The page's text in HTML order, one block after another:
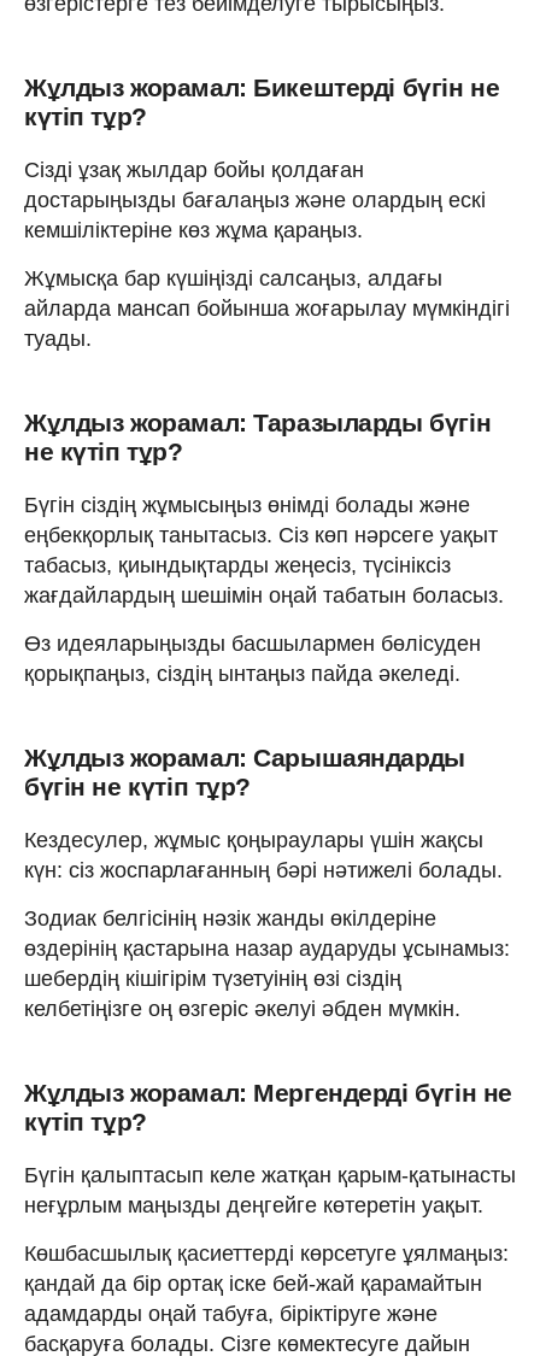
Жұлдыз жорамал: Бикештерді бүгін не
күтіп тұр?
Сізді ұзақ жылдар бойы қолдаған
достарыңызды бағалаңыз және олардың ескі
кемшіліктеріне көз жұма қараңыз.
Жұмысқа бар күшіңізді салсаңыз, алдағы
айларда мансап бойынша жоғарылау мүмкіндігі
туады.
Жұлдыз жорамал: Таразыларды бүгін
не күтіп тұр?
Бүгін сіздің жұмысыңыз өнімді болады және
еңбекқорлық танытасыз. Сіз көп нәрсеге уақыт
табасыз, қиындықтарды жеңесіз, түсініксіз
жағдайлардың шешімін оңай табатын боласыз.
Өз идеяларыңызды басшылармен бөлісуден
қорықпаңыз, сіздің ынтаңыз пайда әкеледі.
Жұлдыз жорамал: Сарышаяндарды
бүгін не күтіп тұр?
Кездесулер, жұмыс қоңыраулары үшін жақсы
күн: сіз жоспарлағанның бәрі нәтижелі болады.
Зодиак белгісінің нәзік жанды өкілдеріне
өздерінің қастарына назар аударуды ұсынамыз:
шебердің кішігірім түзетуінің өзі сіздің
келбетіңізге оң өзгеріс әкелуі әбден мүмкін.
Жұлдыз жорамал: Мергендерді бүгін не
күтіп тұр?
Бүгін қалыптасып келе жатқан қарым-қатынасты
неғұрлым маңызды деңгейге көтеретін уақыт.
Көшбасшылық қасиеттерді көрсетуге ұялмаңыз:
қандай да бір ортақ іске бей-жай қарамайтын
адамдарды оңай табуға, біріктіруге және
басқаруға болады. Сізге көмектесуге дайын